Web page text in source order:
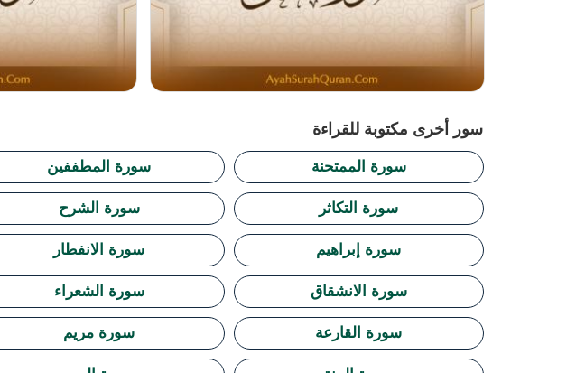
سور أخرى مكتوبة للقراءة
سورة المطففين سورة الممتحنة
سورة الشرح سورة التكاثر
سورة الانفطار سورة إبراهيم
سورة الشعراء سورة الانشقاق
سورة مريم سورة القارعة